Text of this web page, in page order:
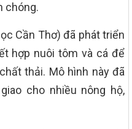
chóng.
Cần Thơ) đã phát triển
hợp nuôi tôm và cá để
thải. Mô hình này đã
cho nhiều nông hộ,